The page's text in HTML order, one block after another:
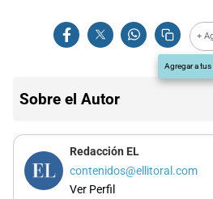
+
Agregar a
Sobre el Autor
Redacción EL
contenidos@ellitoral.com
Ver Perfil